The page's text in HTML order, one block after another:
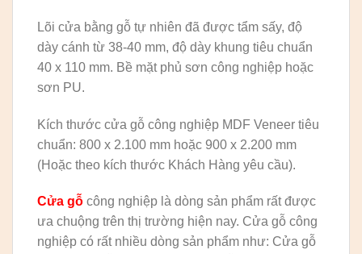
Lõi cửa bằng gỗ tự nhiên đã được tẩm sấy, độ
dày cánh từ 38-40 mm, độ dày khung tiêu chuẩn
40 x 110 mm. Bề mặt phủ sơn công nghiệp hoặc
sơn PU.
Kích thước cửa gỗ công nghiệp MDF Veneer tiêu
chuẩn: 800 x 2.100 mm hoặc 900 x 2.200 mm
(Hoặc theo kích thước Khách Hàng yêu cầu).
Cửa gỗ công nghiệp là dòng sản phẩm rất được
ưa chuộng trên thị trường hiện nay. Cửa gỗ công
nghiệp có rất nhiều dòng sản phẩm như: Cửa gỗ